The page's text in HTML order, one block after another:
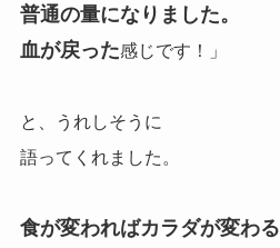
普通の量になりました。
血が戻った感じです！」
と、うれしそうに
語ってくれました。
食が変わればカラダが変わる